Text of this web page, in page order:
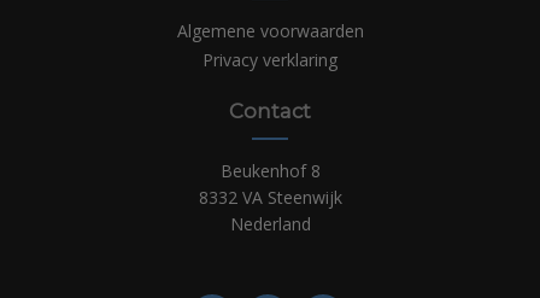
Algemene voorwaarden
Privacy verklaring
Contact
Beukenhof 8
8332 VA Steenwijk
Nederland